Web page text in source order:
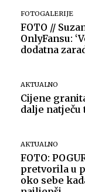
FOTOGALERIJE
FOTO //
OnlyFansu:
dodatna
AKTUALNO
Cijene
dalje
AKTUALNO
FOTO:
pretvorila u
oko sebe